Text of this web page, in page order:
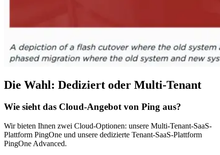
Die Wahl: Dediziert oder Multi-Tenant
Wie sieht das Cloud-Angebot von Ping aus?
Wir bieten Ihnen zwei Cloud-Optionen: unsere Multi-Tenant-SaaS-
Plattform PingOne und unsere dedizierte Tenant-SaaS-Plattform
PingOne Advanced.